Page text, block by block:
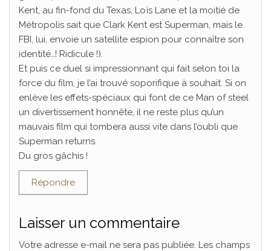
Kent, au fin-fond du Texas, Loïs Lane et la moitié de
Métropolis sait que Clark Kent est Superman, mais le
FBI, lui, envoie un satellite espion pour connaître son
identité…! Ridicule !).
Et puis ce duel si impressionnant qui fait selon toi la
force du film, je l’ai trouvé soporifique à souhait. Si on
enlève les effets-spéciaux qui font de ce Man of steel
un divertissement honnête, il ne reste plus qu’un
mauvais film qui tombera aussi vite dans l’oubli que
Superman returns.
Du gros gâchis !
Répondre
Laisser un commentaire
Votre adresse e-mail ne sera pas publiée. Les champs